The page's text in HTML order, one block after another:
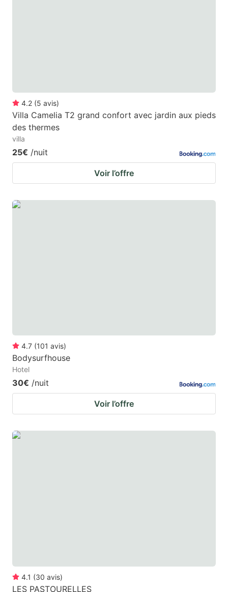
4.2 (5 avis)
Villa Camelia T2 grand confort avec jardin aux pieds
des thermes
villa
25€ /nuit
Voir l’offre
4.7 (101 avis)
Bodysurfhouse
Hotel
30€ /nuit
Voir l’offre
4.1 (30 avis)
LES PASTOURELLES